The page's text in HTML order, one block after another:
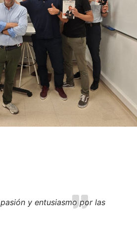
y entusiasmo por las